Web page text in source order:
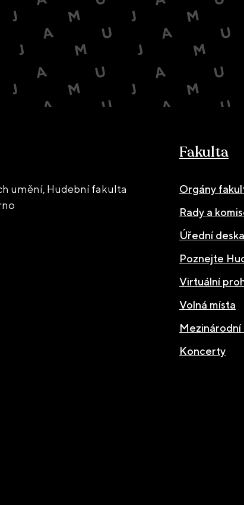
umění, Hudební fakulta
Fakulta
Orgány
Rady a
Úřední deska
Poznejte
Virtuální
Volná místa
Koncerty